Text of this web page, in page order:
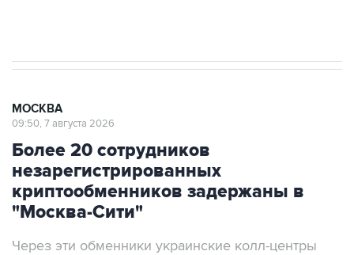
МОСКВА
09:50, 7 августа 2026
Более 20 сотрудников
незарегистрированных
криптообменников задержаны в
"Москва-Сити"
Через эти обменники украинские колл-центры